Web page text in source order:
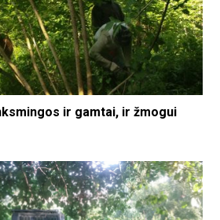
ir gamtai, ir žmogui